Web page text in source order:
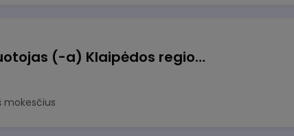
Pagalbinis darbuotojas (-a) Klaipėdos regioninėje kepykloje (indų plovime)
mokesčius